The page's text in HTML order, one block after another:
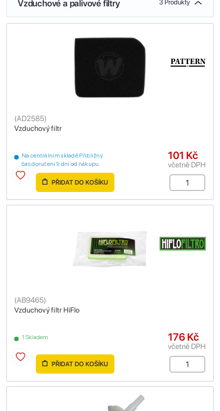
Vzduchové a palivové filtry 3 Produkty
Vzduchový filtr
(AD2585)
Na centrálním skladě Přibližný
čas doručení 9 dní od nákupu
101 Kč
včetně DPH
PŘIDAT DO KOŠÍKU
Vzduchový filtr HiFlo
(AB9465)
1 Skladem 176 Kč
včetně DPH
PŘIDAT DO KOŠÍKU